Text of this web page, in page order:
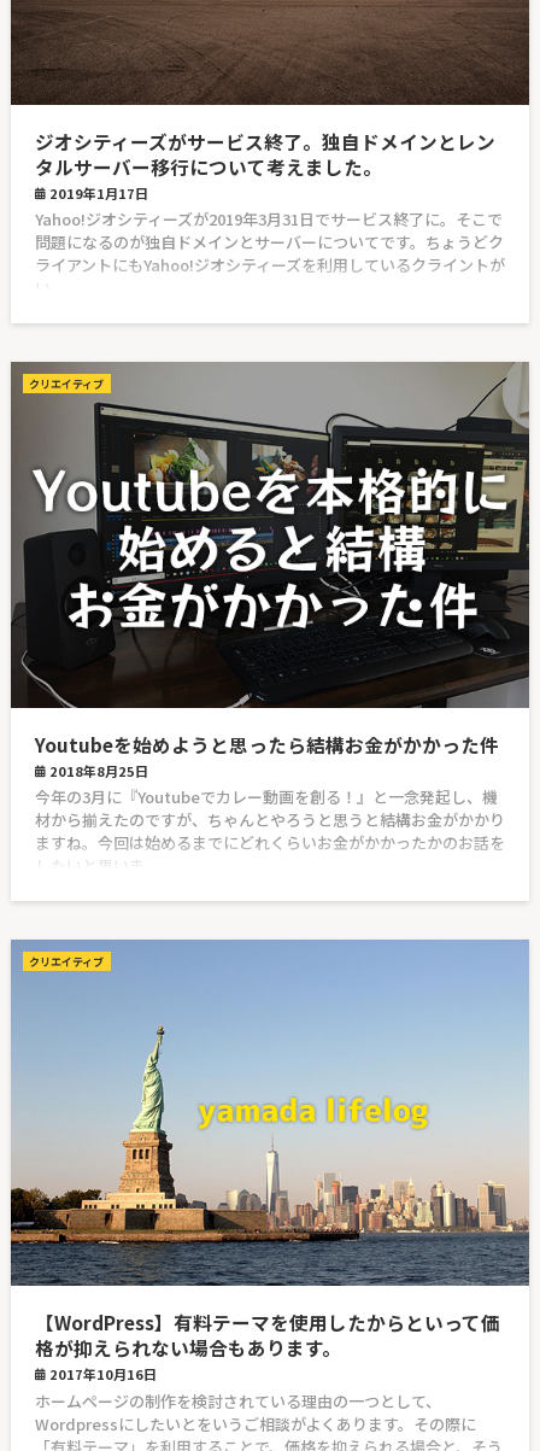
ジオシティーズがサービス終了。独自ドメインとレン
タルサーバー移行について考えました。
2019年1月17日
Yahoo!ジオシティーズが2019年3月31日でサービス終了に。そこで
問題になるのが独自ドメインとサーバーについてです。ちょうどク
ライアントにもYahoo!ジオシティーズを利用しているクライントが
い
クリエイティブ
Youtubeを始めようと思ったら結構お金がかかった件
2018年8月25日
今年の3月に『Youtubeでカレー動画を創る！』と一念発起し、機
材から揃えたのですが、ちゃんとやろうと思うと結構お金がかかり
ますね。今回は始めるまでにどれくらいお金がかかったかのお話を
したいと思いま
クリエイティブ
【WordPress】有料テーマを使用したからといって価
格が抑えられない場合もあります。
2017年10月16日
ホームページの制作を検討されている理由の一つとして、
Wordpressにしたいとをいうご相談がよくあります。その際に
「有料テーマ」を利用することで、価格を抑えられる場合と、そう